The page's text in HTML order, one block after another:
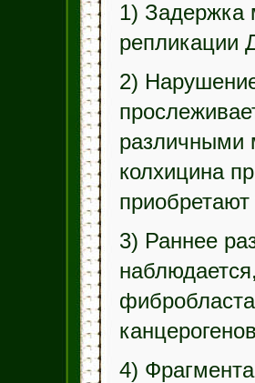
1) Задержка
репликации
2)
различными
колхицина
3) Раннее
4)